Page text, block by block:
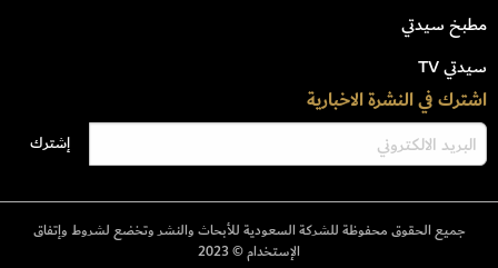
مطبخ سيدتي
سيدتي TV
اشترك في النشرة الاخبارية
جميع الحقوق محفوظة للشركة السعودية للأبحاث والنشر وتخضع لشروط وإتفاق
الإستخدام © 2023